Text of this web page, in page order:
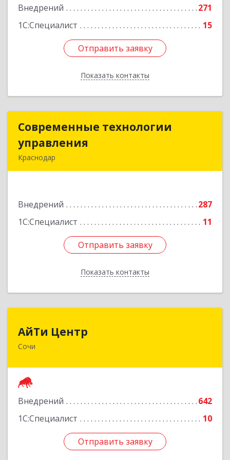
Внедрений
271
1С:Специалист
15
Отправить заявку
Показать контакты
Подробнее
Отправить заявку
Назад
Современные технологии
управления
Краснодар
Внедрений
287
1С:Специалист
11
Отправить заявку
Показать контакты
Современные технологии
Подробнее
Отправить заявку
Назад
АйТи Центр
Сочи
Внедрений
642
1С:Специалист
10
Отправить заявку
354000, Краснодарский край, Сочи, Московская
Отправить заявку